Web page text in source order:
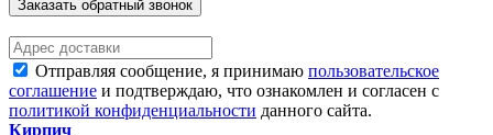
Заказать обратный звонок
Отправляя сообщение, я принимаю пользовательское
соглашение и подтверждаю, что ознакомлен и согласен с
политикой конфиденциальности данного сайта.
Кирпич